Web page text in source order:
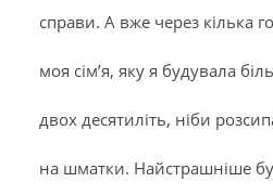
справи. А вже через кілька
моя сім’я, яку я будувала
двох десятиліть, ніби
на шматки. Найстрашніше